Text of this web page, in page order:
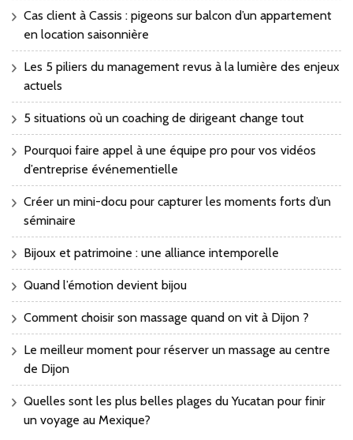
Cas client à Cassis : pigeons sur balcon d’un appartement
en location saisonnière
Les 5 piliers du management revus à la lumière des enjeux
actuels
5 situations où un coaching de dirigeant change tout
Pourquoi faire appel à une équipe pro pour vos vidéos
d’entreprise événementielle
Créer un mini-docu pour capturer les moments forts d’un
séminaire
Bijoux et patrimoine : une alliance intemporelle
Quand l’émotion devient bijou
Comment choisir son massage quand on vit à Dijon ?
Le meilleur moment pour réserver un massage au centre
de Dijon
Quelles sont les plus belles plages du Yucatan pour finir
un voyage au Mexique?